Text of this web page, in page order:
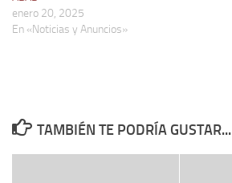
enero 20, 2025
En «Noticias y Anuncios»
TAMBIÉN TE PODRÍA GUSTAR...